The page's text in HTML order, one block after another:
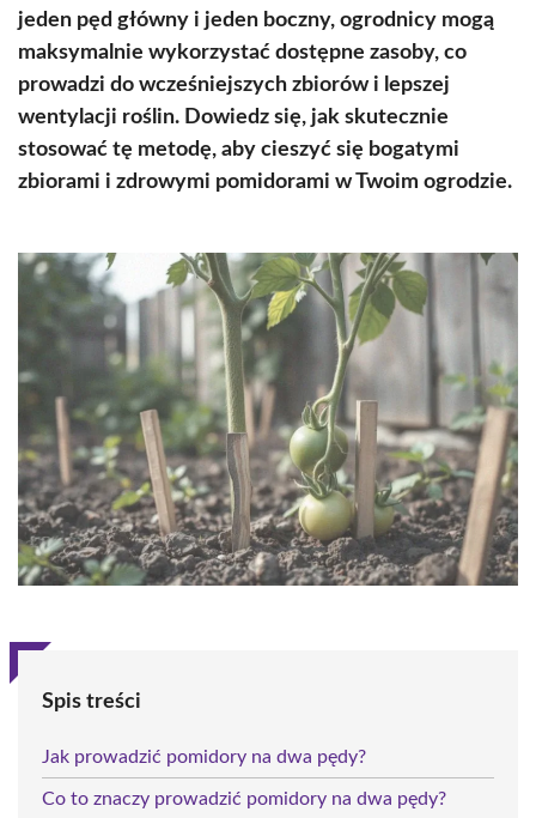
jeden pęd główny i jeden boczny, ogrodnicy mogą
maksymalnie wykorzystać dostępne zasoby, co
prowadzi do wcześniejszych zbiorów i lepszej
wentylacji roślin. Dowiedz się, jak skutecznie
stosować tę metodę, aby cieszyć się bogatymi
zbiorami i zdrowymi pomidorami w Twoim ogrodzie.
Spis treści
Jak prowadzić pomidory na dwa pędy?
Co to znaczy prowadzić pomidory na dwa pędy?